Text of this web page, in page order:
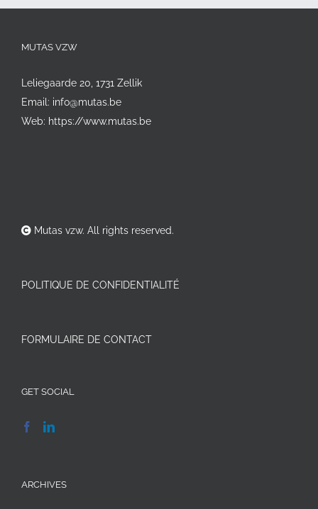
MUTAS VZW
Leliegaarde 20, 1731 Zellik
Email: info@mutas.be
Web: https://www.mutas.be
Mutas vzw. All rights reserved.
POLITIQUE DE CONFIDENTIALITÉ
FORMULAIRE DE CONTACT
GET SOCIAL
ARCHIVES